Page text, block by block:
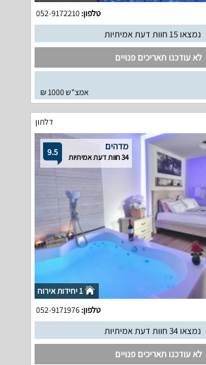
טלפון:052-9172210
נמצאו 15 חוות דעת אמיתיות
לא עודכנו תאריכים פנויים
אמצ"ש 1000 ₪
דלתון
9.5 מדהים
34 חוות דעת אמיתיות
1 יחידות אירוח
טלפון:052-9171976
נמצאו 34 חוות דעת אמיתיות
לא עודכנו תאריכים פנויים